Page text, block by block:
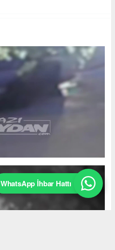
WhatsApp İhbar Hattı